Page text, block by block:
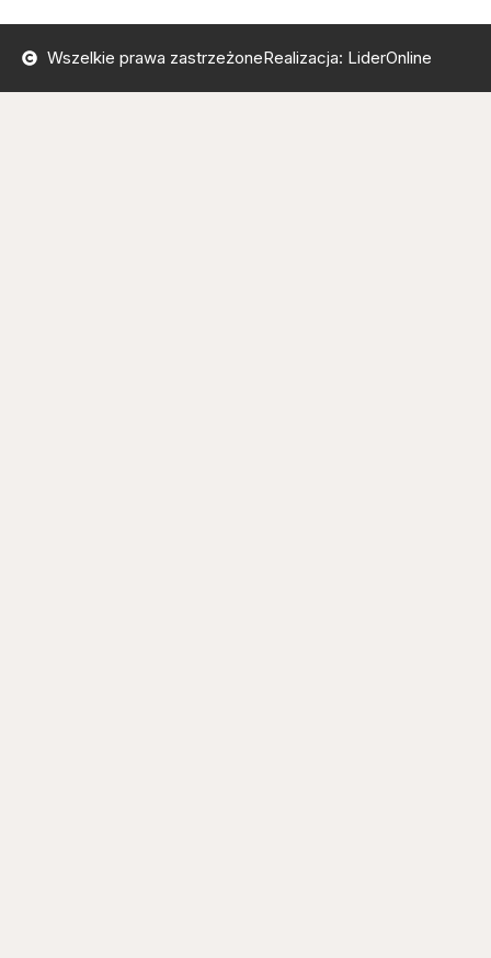
Wszelkie prawa zastrzeżoneRealizacja: LiderOnline